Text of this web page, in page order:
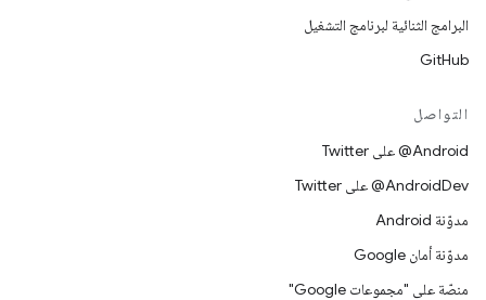
البرامج الثنائية لبرنامج التشغيل
GitHub
التواصل
‎@Android على Twitter
‎@AndroidDev على Twitter
مدوّنة Android
مدوّنة أمان Google
منصّة على "مجموعات Google"